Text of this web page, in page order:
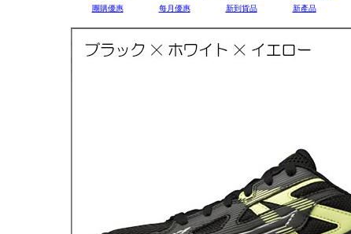
團購優惠
每月優惠 新到貨品 新產品